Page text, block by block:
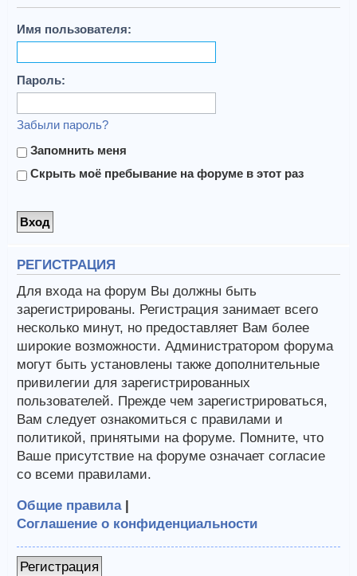
Имя пользователя:
Пароль:
Забыли пароль?
Запомнить меня
Скрыть моё пребывание на форуме в этот раз
РЕГИСТРАЦИЯ
Для входа на форум Вы должны быть
зарегистрированы. Регистрация занимает всего
несколько минут, но предоставляет Вам более
широкие возможности. Администратором форума
могут быть установлены также дополнительные
привилегии для зарегистрированных
пользователей. Прежде чем зарегистрироваться,
Вам следует ознакомиться с правилами и
политикой, принятыми на форуме. Помните, что
Ваше присутствие на форуме означает согласие
со всеми правилами.
Общие правила|
Соглашение о конфиденциальности
Регистрация